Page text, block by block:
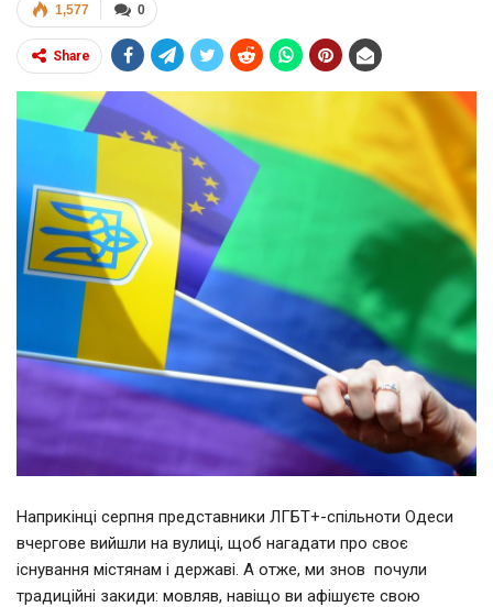
0
1,577
Share
Наприкінці серпня представники ЛГБТ+-спільноти Одеси
вчергове вийшли на вулиці, щоб нагадати про своє
існування містянам і державі. А отже, ми знов почули
традиційні закиди: мовляв, навіщо ви афішуєте свою